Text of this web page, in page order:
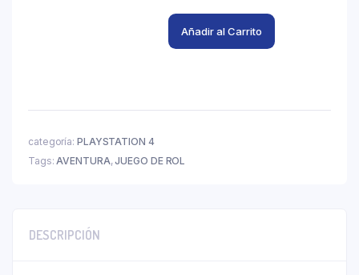
Añadir al Carrito
categoría: PLAYSTATION 4
Tags: AVENTURA,JUEGO DE ROL
DESCRIPCIÓN